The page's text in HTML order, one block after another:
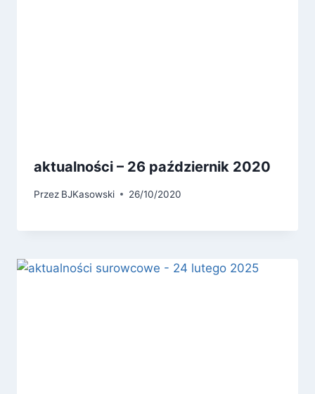
aktualności – 26 październik 2020
Przez BJKasowski 26/10/2020